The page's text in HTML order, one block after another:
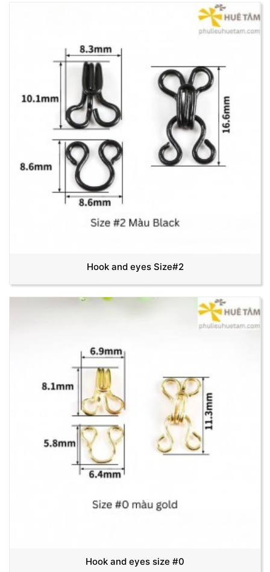
Hook and eyes Size#2
Hook and eyes size #0